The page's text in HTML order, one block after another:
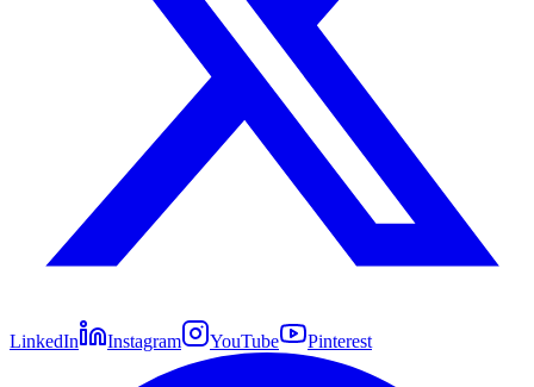
LinkedIn Instagram YouTube Pinterest